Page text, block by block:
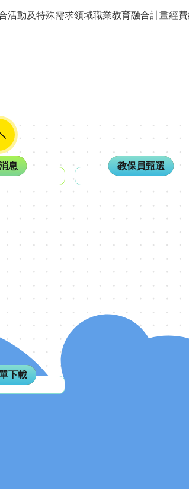
動及特殊需求領域職業教育融合計畫經
息 教保員甄選
下載